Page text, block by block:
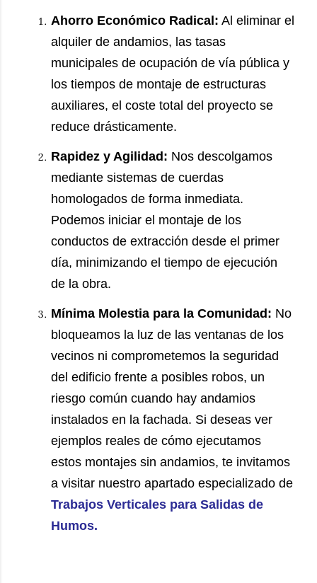
Ahorro Económico Radical: Al eliminar el
alquiler de andamios, las tasas
municipales de ocupación de vía pública y
los tiempos de montaje de estructuras
auxiliares, el coste total del proyecto se
reduce drásticamente.
Rapidez y Agilidad: Nos descolgamos
mediante sistemas de cuerdas
homologados de forma inmediata.
Podemos iniciar el montaje de los
conductos de extracción desde el primer
día, minimizando el tiempo de ejecución
de la obra.
Mínima Molestia para la Comunidad: No
bloqueamos la luz de las ventanas de los
vecinos ni comprometemos la seguridad
del edificio frente a posibles robos, un
riesgo común cuando hay andamios
instalados en la fachada. Si deseas ver
ejemplos reales de cómo ejecutamos
estos montajes sin andamios, te invitamos
a visitar nuestro apartado especializado de
Trabajos Verticales para Salidas de
Humos.